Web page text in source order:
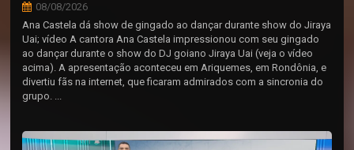
08/08/2026
Ana Castela dá show de gingado ao dançar durante show do Jiraya
Uai; vídeo A cantora Ana Castela impressionou com seu gingado
ao dançar durante o show do DJ goiano Jiraya Uai (veja o vídeo
acima). A apresentação aconteceu em Ariquemes, em Rondônia, e
divertiu fãs na internet, que ficaram admirados com a sincronia do
grupo. ...